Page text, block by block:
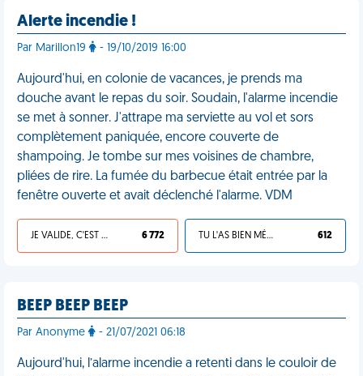
Alerte incendie !
Par Marillon19 - 19/10/2019 16:00
Aujourd'hui, en colonie de vacances, je prends ma
douche avant le repas du soir. Soudain, l'alarme incendie
se met à sonner. J'attrape ma serviette au vol et sors
complètement paniquée, encore couverte de
shampoing. Je tombe sur mes voisines de chambre,
pliées de rire. La fumée du barbecue était entrée par la
fenêtre ouverte et avait déclenché l'alarme. VDM
JE VALIDE, C'EST UNE VDM 6 772 TU L'AS BIEN MÉRITÉ 612
BEEP BEEP BEEP
Par Anonyme - 21/07/2021 06:18
Aujourd'hui, l’alarme incendie a retenti dans le couloir de